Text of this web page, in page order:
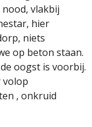
vlakbij
hier
niets
op beton staan.
oogst is voorbij.
volop
, onkruid